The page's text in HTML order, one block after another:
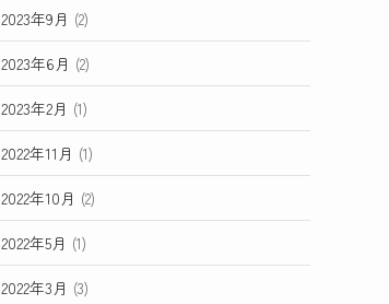
2023年9月 (2)
2023年6月 (2)
2023年2月 (1)
2022年11月 (1)
2022年10月 (2)
2022年5月 (1)
2022年3月 (3)